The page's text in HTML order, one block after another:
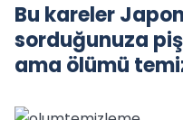
Bu kareler
sorduğunuza
ama ölümü